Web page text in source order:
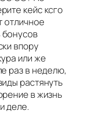
кейс ксго
отличное
впору
или же
раз в неделю,
растянуть
в жизнь
деле.